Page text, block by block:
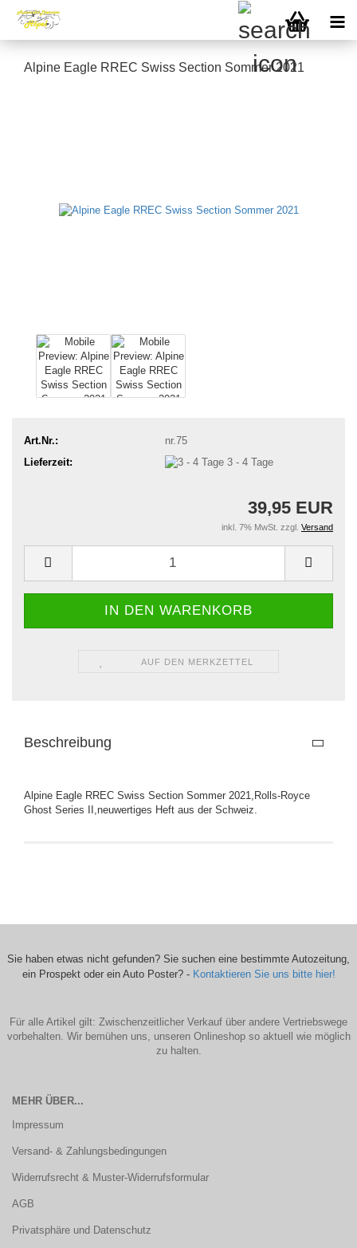
Alpine Eagle RREC Swiss Section Sommer 2021
Art.Nr.:
nr.75
Lieferzeit:
3 - 4 Tage
39,95 EUR
inkl. 7% MwSt. zzgl. Versand
AUF DEN MERKZETTEL
Beschreibung
Alpine Eagle RREC Swiss Section Sommer 2021,Rolls-Royce
Ghost Series II,neuwertiges Heft aus der Schweiz.
Sie haben etwas nicht gefunden? Sie suchen eine bestimmte Autozeitung,
ein Prospekt oder ein Auto Poster? - Kontaktieren Sie uns bitte hier!
Für alle Artikel gilt: Zwischenzeitlicher Verkauf über andere Vertriebswege
vorbehalten. Wir bemühen uns, unseren Onlineshop so aktuell wie möglich
zu halten.
MEHR ÜBER...
Impressum
Versand- & Zahlungsbedingungen
Widerrufsrecht & Muster-Widerrufsformular
AGB
Privatsphäre und Datenschutz